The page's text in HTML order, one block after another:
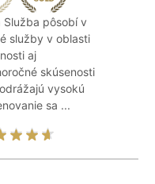
Služba pôsobí v
služby v oblasti
aj
skúsenosti
vysokú
sa ...